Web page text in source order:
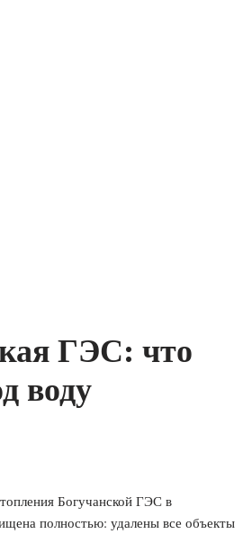
ГЭС: что
воду
Богучанской ГЭС в
полностью: удалены все объекты